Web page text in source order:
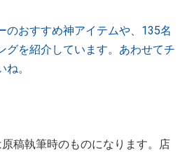
のおすすめ神アイテムや、135名
グを紹介しています。あわせてチ
。
稿執筆時のものになります。店